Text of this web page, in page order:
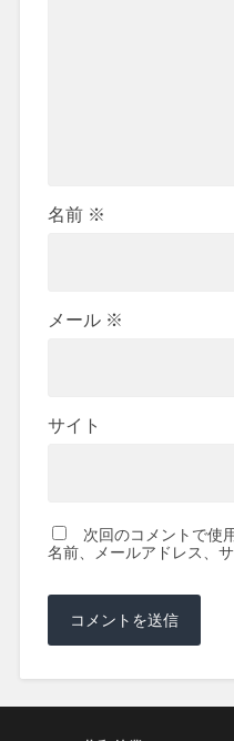
名前 ※
メール ※
サイト
次回のコメントで使
名前、メールアドレス、サ